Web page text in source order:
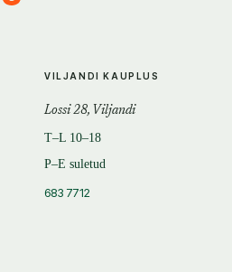
VILJANDI KAUPLUS
Lossi 28, Viljandi
T–L 10–18
P–E suletud
683 7712